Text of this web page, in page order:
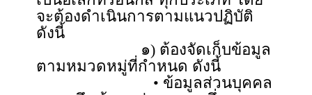
จะต้องดำเนินการตามแนวปฏิบัติ
ดังนี้
๑) ต้องจัดเก็บข้อมูล
ตามหมวดหมู่ที่กำหนด ดังนี้
• ข้อมูลส่วนบุคคล